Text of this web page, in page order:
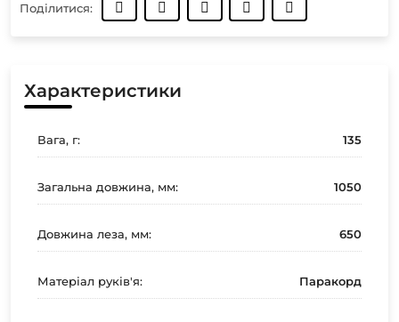
Поділитися:
Характеристики
Вага, г: 135
Загальна довжина, мм: 1050
Довжина леза, мм: 650
Матеріал руків'я: Паракорд